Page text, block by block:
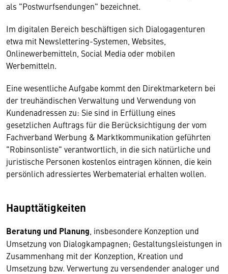
als "Postwurfsendungen" bezeichnet.
Im digitalen Bereich beschäftigen sich Dialogagenturen
etwa mit Newslettering-Systemen, Websites,
Onlinewerbemitteln, Social Media oder mobilen
Werbemitteln.
Eine wesentliche Aufgabe kommt den Direktmarketern bei
der treuhändischen Verwaltung und Verwendung von
Kundenadressen zu: Sie sind in Erfüllung eines
gesetzlichen Auftrags für die Berücksichtigung der vom
Fachverband Werbung & Marktkommunikation geführten
"Robinsonliste" verantwortlich, in die sich natürliche und
juristische Personen kostenlos eintragen können, die kein
persönlich adressiertes Werbematerial erhalten wollen.
Haupttätigkeiten
Beratung und Planung , insbesondere Konzeption und
Umsetzung von Dialogkampagnen; Gestaltungsleistungen in
Zusammenhang mit der Konzeption, Kreation und
Umsetzung bzw. Verwertung zu versendender analoger und